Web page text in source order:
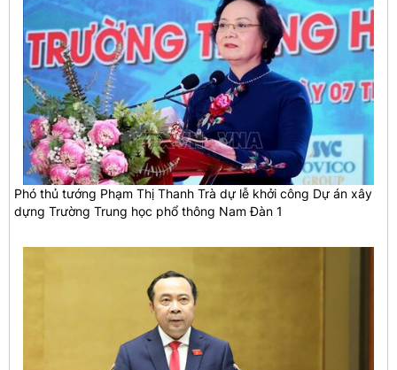
Phó thủ tướng Phạm Thị Thanh Trà dự lễ khởi công Dự án xây
dựng Trường Trung học phổ thông Nam Đàn 1